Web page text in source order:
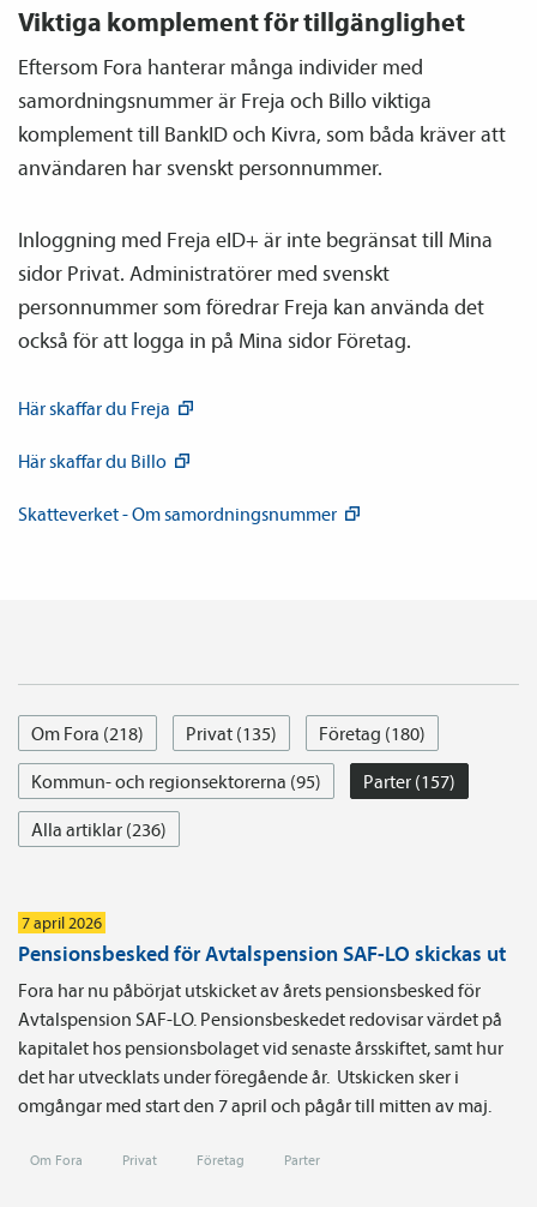
Viktiga komplement för tillgänglighet
Eftersom Fora hanterar många individer med
samordnings­nummer är Freja och Billo viktiga
komplement till BankID och Kivra, som båda kräver att
användaren har svenskt personnummer.
Inloggning med Freja eID+ är inte begränsat till Mina
sidor Privat. Administratörer med svenskt
personnummer som föredrar Freja kan använda det
också för att logga in på Mina sidor Företag.
Här skaffar du Freja
Här skaffar du Billo
Skatteverket - Omsamordnings­nummer
Om Fora (218) Privat (135)
Företag (180)
Kommun- och regionsektorerna (95)
Parter (157)
Alla artiklar (236)
7 april 2026
Pensionsbesked för Avtalspension SAF-LO skickas ut
Fora har nu påbörjat utskicket av årets pensionsbesked för
Avtalspension SAF-LO. Pensionsbeskedet redovisar värdet på
kapitalet hos pensionsbolaget vid senaste årsskiftet, samt hur
det har utvecklats under föregående år. Utskicken sker i
omgångar med start den 7 april och pågår till mitten av maj.
Om Fora Privat Företag Parter